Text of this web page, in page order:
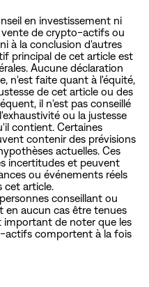
en investissement ni
vente de crypto-actifs ou
à la conclusion d'autres
principal de cet article est
Aucune déclaration
n'est faite quant à l'équité,
de cet article ou des
il n'est pas conseillé
ou la justesse
contient. Certaines
contenir des prévisions
actuelles. Ces
incertitudes et peuvent
ou événements réels
cet article.
conseillant ou
en aucun cas être tenues
important de noter que les
actifs comportent à la fois